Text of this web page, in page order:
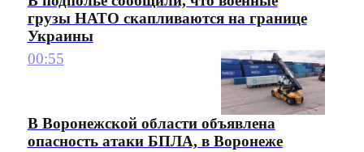
грузы НАТО скапливаются на границе
Украины
00:55
В Воронежской области объявлена
опасность атаки БПЛА, в Воронеже